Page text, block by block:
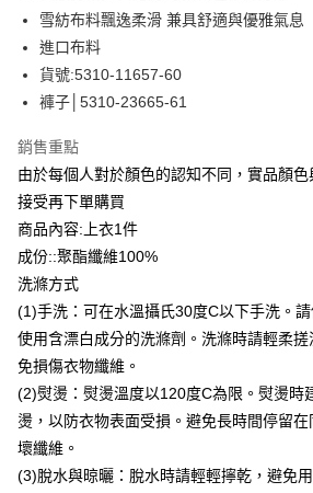
匯豐（台灣）商業銀行
華泰商
聯邦商業銀行
遠東國
元大商業銀行
玉山商業銀行
台新國際商業銀行
悠遊付
ATM付款
貨到付款
運送方式
付款後全家取貨
每筆NT$80，滿NT$399(含以上)免運費
付款後7-11取貨
每筆NT$80，滿NT$888(含以上)免運費
宅配到府
每筆NT$80，滿NT$888(含以上)免運費
貨到付款
每筆NT$80，滿NT$888(含以上)免運費
雪紡布料飄逸柔滑 兼具舒適與優雅氣息
進口布料
貨號:5310-11657-60
褲子│5310-23665-61
銷售重點
由於每個人對於顏色的認知不同，實品顏
接受再下單購買
商品內容:上衣1件
成份::聚酯纖維100%
洗滌方式
(1)手洗：可在水溫攝氏30度C以下手洗。
使用含漂白成分的洗滌劑。洗滌時請輕柔
免損傷衣物纖維。
(2)熨燙：熨燙溫度以120度C為限。熨燙時
燙，以防衣物表面受損。避免長時間停留
壞纖維。
(3)脫水與晾曬：脫水時請輕輕擰乾，避免